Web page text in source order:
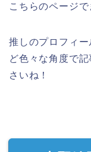
こちらのページで
推しのプロフィ
ど色々な角度で
さいね！